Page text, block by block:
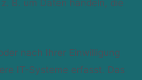
B. um Daten handeln, die
nach Ihrer Einwilligung
IT-Systeme erfasst. Das